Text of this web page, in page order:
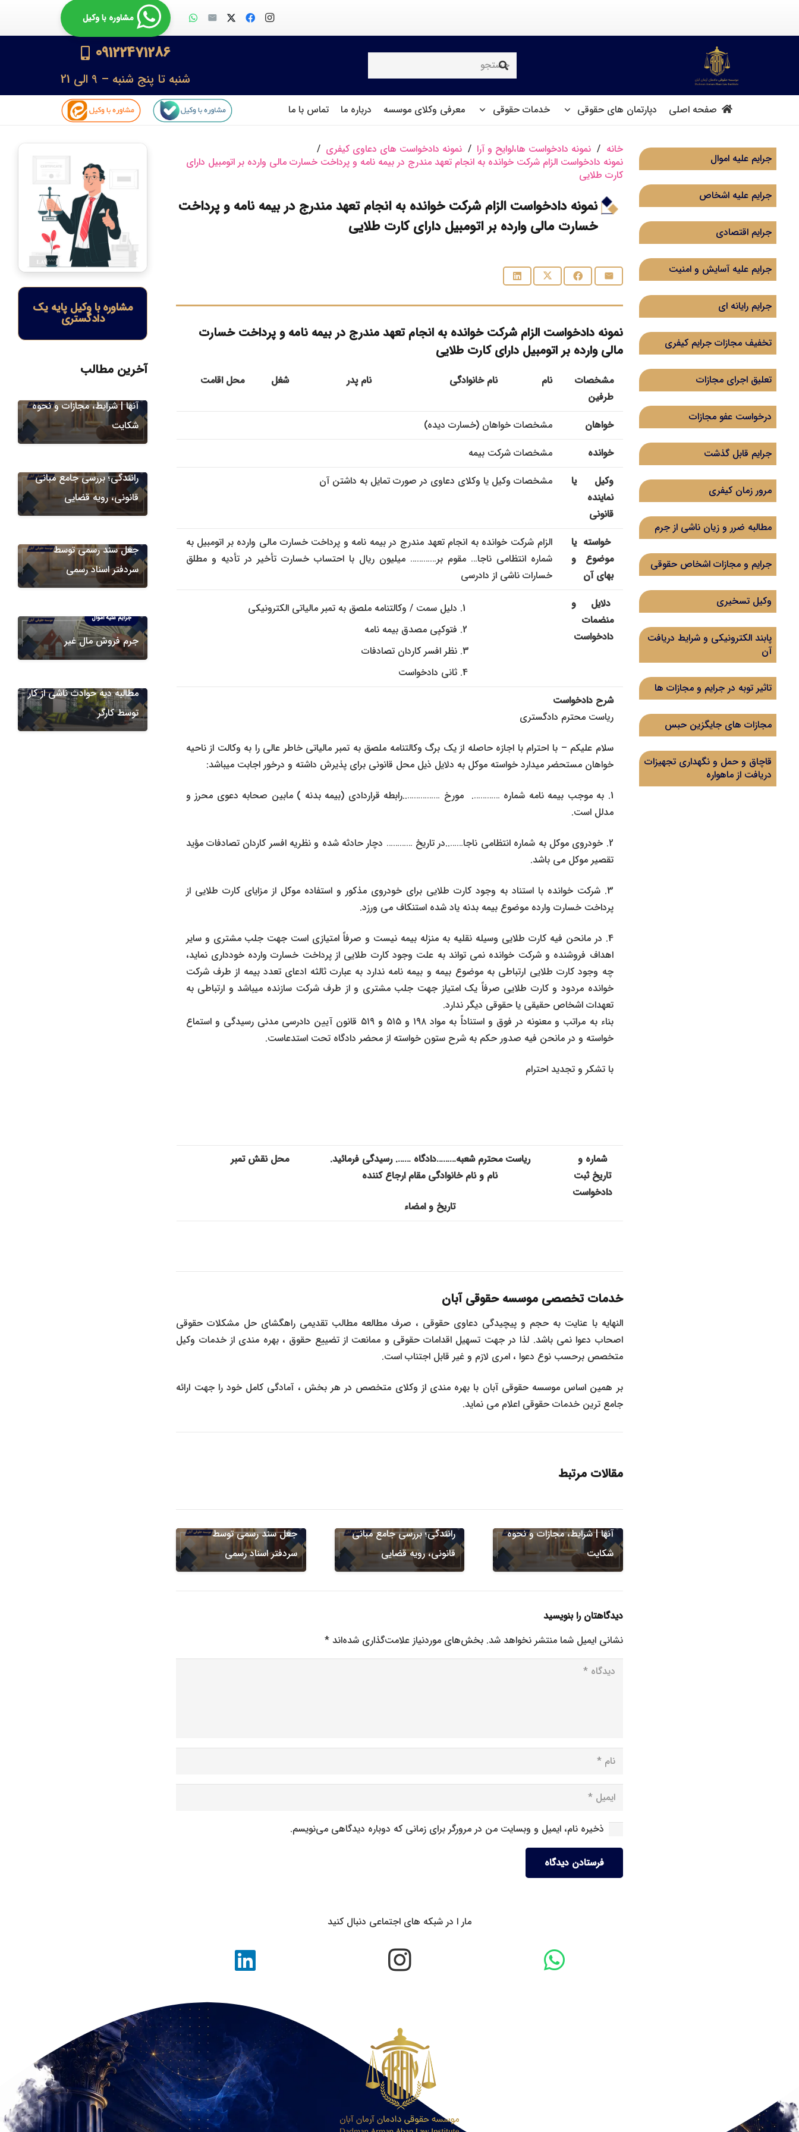
مشاوره با وکیل
09122471286
شنبه تا پنج شنبه – 9 الی 21
صفحه اصلی دپارتمان های حقوقی خدمات حقوقی معرفی وکلای موسسه درباره ما تماس با ما
جرایم علیه اموال
جرایم علیه اشخاص
جرایم اقتصادی
جرایم علیه آسایش و امنیت
جرایم رایانه ای
تخفیف مجازات جرایم کیفری
تعلیق اجرای مجازات
درخواست عفو مجازات
جرایم قابل گذشت
مرور زمان کیفری
مطالبه ضرر و زیان ناشی از جرم
جرایم و مجازات اشخاص حقوقی
وکیل تسخیری
پابند الکترونیکی و شرایط دریافت
آن
تاثیر توبه در جرایم و مجازات ها
مجازات های جایگزین حبس
قاچاق و حمل و نگهداری تجهیزات
دریافت از ماهواره
خانه / نمونه دادخواست ها،لوایح و آرا / نمونه دادخواست های دعاوی کیفری /
نمونه دادخواست الزام شرکت خوانده به انجام تعهد مندرج در بیمه نامه و پرداخت خسارت مالی وارده بر اتومبیل دارای
کارت طلایی
نمونه دادخواست الزام شرکت خوانده به انجام تعهد مندرج در بیمه نامه و پرداخت
خسارت مالی وارده بر اتومبیل دارای کارت طلایی
نمونه دادخواست الزام شرکت خوانده به انجام تعهد مندرج در بیمه نامه و پرداخت خسارت
مالی وارده بر اتومبیل دارای کارت طلایی
مشخصات
طرفین
نام نام خانوادگی نام پدر شغل محل اقامت
خواهان
مشخصات خواهان (خسارت دیده)
خوانده
مشخصات شرکت بیمه
وکیل یا
نماینده
قانونی
مشخصات وكیل یا وکلای دعاوی در صورت تمایل به داشتن آن
خواسته یا
موضوع و
بهای آن
الزام شرکت خوانده به انجام تعهد مندرج در بیمه نامه و پرداخت خسارت مالی وارده بر اتومبیل به
شماره انتظامی ناجا… مقوم بر………… میلیون ریال با احتساب خسارت تأخیر در تأدیه و مطلق
خسارات ناشی از دادرسی
دلایل و
منضمات
دادخواست
دلیل سمت / وكالتنامه ملصق به تمبر مالیاتی الکترونیکی
فتوکپی مصدق بیمه نامه
نظر افسر کاردان تصادفات
ثانی دادخواست
شرح دادخواست
ریاست محترم دادگستری
سلام عليكم – با احترام با اجازه حاصله از یک برگ وکالتنامه ملصق به تمبر مالیاتی خاطر عالی را به وکالت از ناحیه
خواهان مستحضر میدارد خواسته موکل به دلایل ذیل محل قانونی برای پذیرش داشته و درخور اجابت میباشد:
1. به موجب بیمه نامه شماره …………. مورخ ……………..رابطه قراردادی (بیمه بدنه ) مابین صحابه دعوی محرز و
مدلل است.
2. خودروی موکل به شماره انتظامی ناجا……..در تاریخ ………… دچار حادثه شده و نظریه افسر کاردان تصادفات مؤید
تقصیر موکل می باشد.
3. شرکت خوانده با استناد به وجود کارت طلایی برای خودروی مذکور و استفاده موکل از مزایای کارت طلایی از
پرداخت خسارت وارده موضوع بیمه بدنه یاد شده استنکاف می ورزد.
4. در مانحن فیه کارت طلایی وسیله نقلیه به منزله بیمه نیست و صرفاً امتیازی است جهت جلب مشتری و سایر
اهداف فروشنده و شرکت خوانده نمی تواند به علت وجود کارت طلایی از پرداخت خسارت وارده خودداری نماید،
چه وجود کارت طلایی ارتباطی به موضوع بیمه و بیمه نامه ندارد به عبارت ثالثه ادعای تعدد بیمه از طرف شرکت
خوانده مردود و کارت طلایی صرفاً یک امتیاز جهت جلب مشتری و از طرف شرکت سازنده میباشد و ارتباطی به
تعهدات اشخاص حقیقی یا حقوقی دیگر ندارد.
بناء به مراتب و معنونه در فوق و استناداً به مواد ۱۹۸ و ۵۱۵ و ۵۱۹ قانون آیین دادرسی مدنی رسیدگی و استماع
خواسته و در مانحن فیه صدور حکم به شرح ستون خواسته از محضر دادگاه تحت استدعاست.
با تشکر و تجدید احترام
شماره و
تاریخ ثبت
دادخواست
ریاست محترم شعبه………دادگاه ……. رسیدگی فرمائید.
نام و نام خانوادگی مقام ارجاع کننده
تاریخ و امضاء
محل نقش تمبر
خدمات تخصصی موسسه حقوقی آبان
النهایه با عنایت به حجم و پیچیدگی دعاوی حقوقی ، صرف مطالعه مطالب تقدیمی راهگشای حل مشکلات حقوقی
اصحاب دعوا نمی باشد. لذا در جهت تسهیل اقدامات حقوقی و ممانعت از تضییع حقوق ، بهره مندی از خدمات وکیل
متخصص برحسب نوع دعوا ، امری لازم و غیر قابل اجتناب است.
بر همین اساس موسسه حقوقی آبان با بهره مندی از وکلای متخصص در هر بخش ، آمادگی کامل خود را جهت ارائه
جامع ترین خدمات حقوقی اعلام می نماید.
مقالات مرتبط
دعاوی شرکت ها
آنها | شرایط، مجازات و نحوه
شکایت
رانندگی؛ بررسی جامع مبانی
قانونی، رویه قضایی
جعل سند رسمی توسط
سردفتر اسناد رسمی
دیدگاهتان را بنویسید
نشانی ایمیل شما منتشر نخواهد شد. بخش‌های موردنیاز علامت‌گذاری شده‌اند*
ذخیره نام، ایمیل و وبسایت من در مرورگر برای زمانی که دوباره دیدگاهی می‌نویسم.
فرستادن دیدگاه
مشاوره با وکیل پایه یک
دادگستری
آخرین مطالب
دعاوی شرکت ها دعاوی کیفری
سوءاستفاده مدیران از اموال
آنها | شرایط، مجازات و نحوه
شکایت
جرایم علیه اشخاص
رانندگی؛ بررسی جامع مبانی
قانونی، رویه قضایی
جعل سند رسمی توسط
سردفتر اسناد رسمی
جرایم علیه اموال
جرم فروش مال غیر
دعاوی اداره کار
مطالبه دیه حوادث ناشی از کار
توسط کارگر
مار ا در شبکه های اجتماعی دنبال کنید